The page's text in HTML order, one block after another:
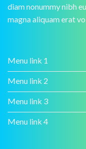
diam nonummy nibh
magna aliquam erat
Menu link 1
Menu link 2
Menu link 3
Menu link 4